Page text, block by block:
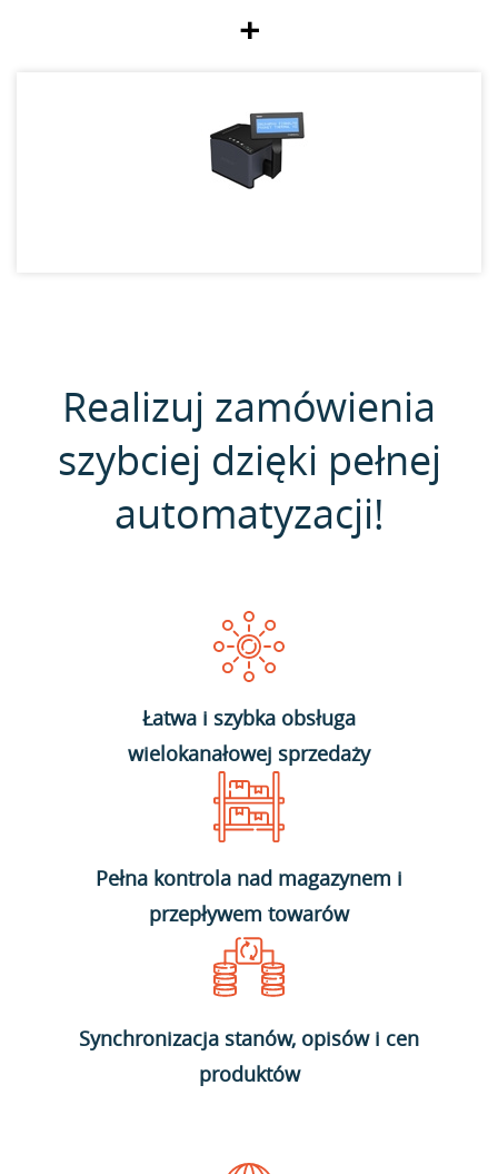
+
Realizuj zamówienia
szybciej dzięki pełnej
automatyzacji!
Łatwa i szybka obsługa
wielokanałowej sprzedaży
Pełna kontrola nad magazynem i
przepływem towarów
Synchronizacja stanów, opisów i cen
produktów